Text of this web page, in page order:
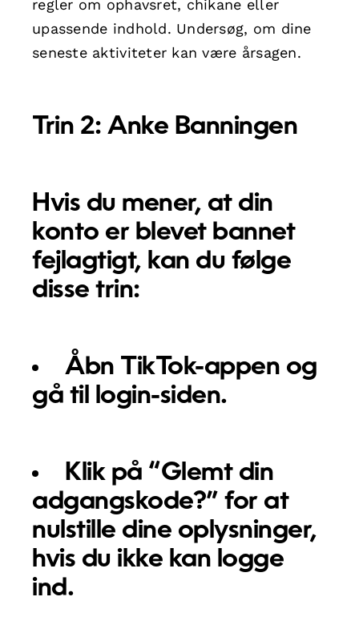
regler om ophavsret, chikane eller
upassende indhold. Undersøg, om dine
seneste aktiviteter kan være årsagen.
Trin 2: Anke Banningen
Hvis du mener, at din
konto er blevet bannet
fejlagtigt, kan du følge
disse trin:
Åbn TikTok-appen og
gå til login-siden.
Klik på “Glemt din
adgangskode?” for at
nulstille dine oplysninger,
hvis du ikke kan logge
ind.